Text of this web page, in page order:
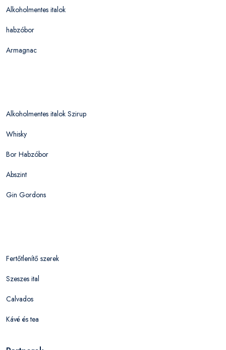
Alkoholmentes italok
habzóbor
Armagnac
Alkoholmentes italok Szirup
Whisky
Bor Habzóbor
Abszint
Gin Gordons
Fertőtlenítő szerek
Szeszes ital
Calvados
Kávé és tea